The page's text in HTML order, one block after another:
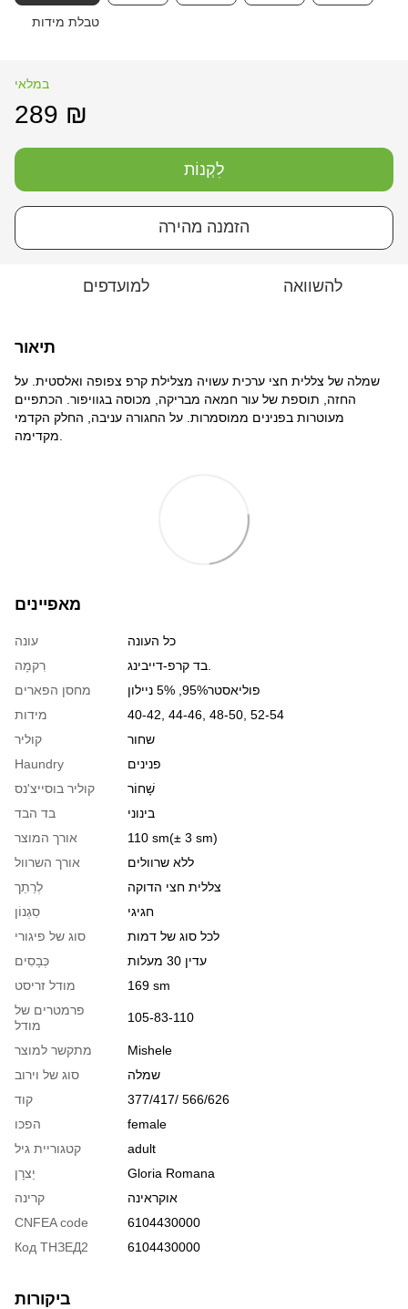
טבלת מידות
במלאי
289 ₪
לִקְנוֹת
הזמנה מהירה
למועדפים להשוואה
תיאור
שמלה של צללית חצי ערכית עשויה מצלילת קרפ צפופה ואלסטית. על
החזה, תוספת של עור חמאה מבריקה, מכוסה בגוויפור. הכתפיים
מעוטרות בפנינים ממוסמרות. על החגורה עניבה, החלק הקדמי
מאפיינים
עונה
כל העונה
רִקמָה
מחסן הפארים
פוליאסטר95%, 5% ניילון
מידות
40-42, 44-46, 48-50, 52-54
קוליר
שחור
Haundry
פנינים
קוליר בוסייצ'נס
שָׁחוֹר
בד הבד
בינוני
אורך המוצר
110 sm(± 3 sm)
אורך השרוול
ללא שרוולים
לְרַתֵך
צללית חצי הדוקה
סִגְנוֹן
חגיגי
סוג של פיגורי
לכל סוג של דמות
כְּבָסִים
עדין 30 מעלות
מודל זריסט
169 sm
פרמטרים של
מודל
105-83-110
מתקשר למוצר
Mishele
סוג של וירוב
שמלה
קוד
377/417/ 566/626
הפכו
female
קטגוריית גיל
adult
יַצרָן
Gloria Romana
קרינה
אוקראינה
CNFEA code
6104430000
Код ТНЗЕД2
6104430000
ביקורות